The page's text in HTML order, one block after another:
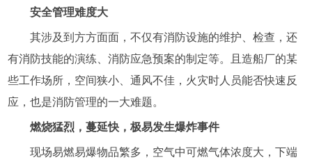
安全管理难度大
其涉及到方方面面，不仅有消防设施的维护、检查，还
有消防技能的演练、消防应急预案的制定等。且造船厂的某
些工作场所，空间狭小、通风不佳，火灾时人员能否快速反
应，也是消防管理的一大难题。
燃烧猛烈，蔓延快，极易发生爆炸事件
现场易燃易爆物品繁多，空气中可燃气体浓度大，下端